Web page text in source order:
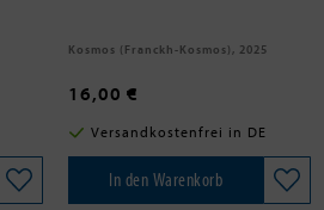
Kosmos (Franckh-Kosmos), 2025
16,00 €
Versandkostenfrei in DE
In den Warenkorb